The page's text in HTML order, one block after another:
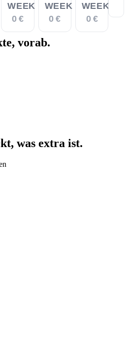
WEEK
0 €
WEEK
0 €
WEEK
0 €
vorab.
was extra ist.